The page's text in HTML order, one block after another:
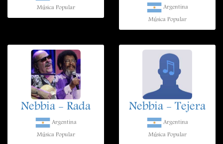
Música Popular
Argentina
Música Popular
Nebbia - Rada
Argentina
Música Popular
Nebbia - Tejera
Argentina
Música Popular